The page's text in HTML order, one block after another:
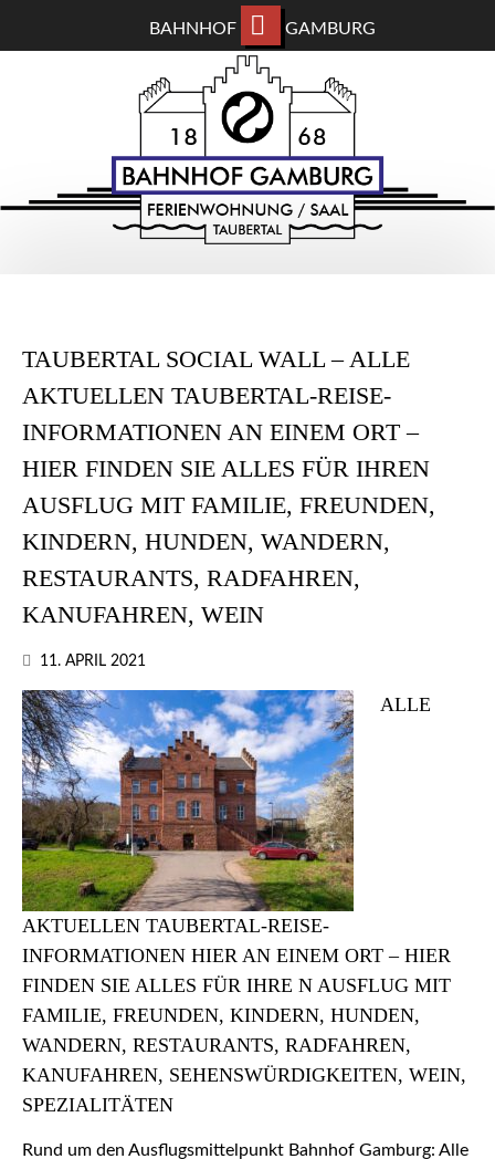
BAHNHOF GAMBURG
BAHNHOF GAMBURG
Ferienwohnung und Eventsaal im Taubertal
TAUBERTAL SOCIAL WALL – ALLE
AKTUELLEN TAUBERTAL-REISE-
INFORMATIONEN AN EINEM ORT –
HIER FINDEN SIE ALLES FÜR IHREN
AUSFLUG MIT FAMILIE, FREUNDEN,
KINDERN, HUNDEN, WANDERN,
RESTAURANTS, RADFAHREN,
KANUFAHREN, WEIN
11. APRIL 2021
ALLE
AKTUELLEN TAUBERTAL-REISE-
INFORMATIONEN HIER AN EINEM ORT – HIER
FINDEN SIE ALLES FÜR IHRE N AUSFLUG MIT
FAMILIE, FREUNDEN, KINDERN, HUNDEN,
WANDERN, RESTAURANTS, RADFAHREN,
KANUFAHREN, SEHENSWÜRDIGKEITEN, WEIN,
SPEZIALITÄTEN
Rund um den Ausflugsmittelpunkt Bahnhof Gamburg: Alle